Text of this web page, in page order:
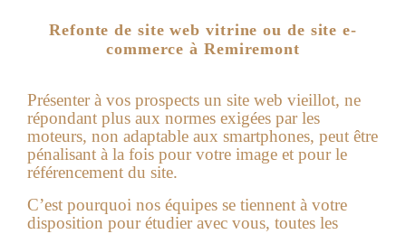
Refonte de site web vitrine ou de site e-
commerce à Remiremont
Présenter à vos prospects un site web vieillot, ne
répondant plus aux normes exigées par les
moteurs, non adaptable aux smartphones, peut être
pénalisant à la fois pour votre image et pour le
référencement du site.
C’est pourquoi nos équipes se tiennent à votre
disposition pour étudier avec vous, toutes les